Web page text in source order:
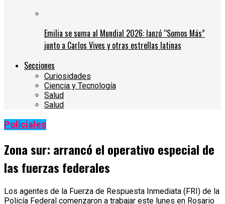
Emilia se suma al Mundial 2026: lanzó “Somos Más”
junto a Carlos Vives y otras estrellas latinas
Secciones
Curiosidades
Ciencia y Tecnología
Salud
Salud
Policiales
Zona sur: arrancó el operativo especial de
las fuerzas federales
Los agentes de la Fuerza de Respuesta Inmediata (FRI) de la
Policía Federal comenzaron a trabajar este lunes en Rosario